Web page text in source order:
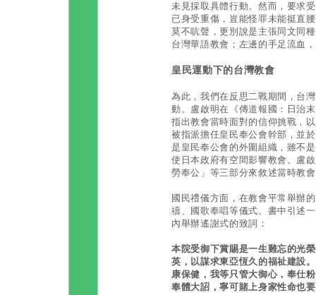
未見採取具體行動。然而，要求
已身受重傷，豈能怪罪未能挺直
莫不吭聲，更別說是主張同文同
台灣華語教會；左邊的手足流血
皇民運動下的台灣教會
為此，我們在反思二戰期間，台
動。盧啟明在《傳道報國：日治
指出教會當時面對的信仰挑戰，
被指派擔任皇民奉公會幹部，並
是皇民奉公會的外圍組織，雖不
使日本政府有空間影響教會。盧
勞奉公」等三部分來敘述當時教
國民禮儀方面，在教會平常舉辦
禱、國歌奉唱等儀式。書中引述
內舉辦遙謝式的致詞：
本院受御下賞賜是一生難忘的光
英，以謀求東亞恆久的福祉建設
康保健，我等只管大御心，奉仕
奉體大詔，寧可賭上身家性命也